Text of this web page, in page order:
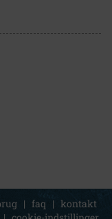
| faq | kontakt